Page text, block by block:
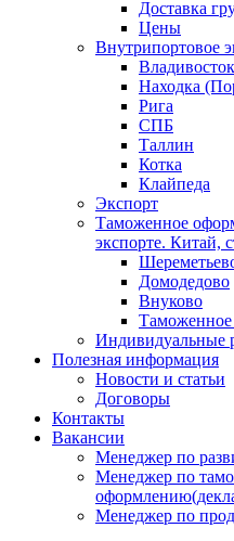
Доставка
Цены
Внутрипортовое
Владивосток
Находка
Рига
СПБ
Таллин
Котка
Клайпеда
Экспорт
Таможенное
экспорте. Китай,
Домодедово
Внуково
Таможенное
Индивидуальные
Полезная информация
Новости и статьи
Договоры
Контакты
Вакансии
Менеджер по
Менеджер по
Менеджер по